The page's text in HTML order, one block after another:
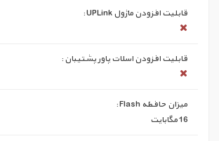
قابلیت افزودن ماژول UPLink :
قابلیت افزودن اسلات پاور پشتیبان :
میزان حافظه Flash :
16 مگابایت